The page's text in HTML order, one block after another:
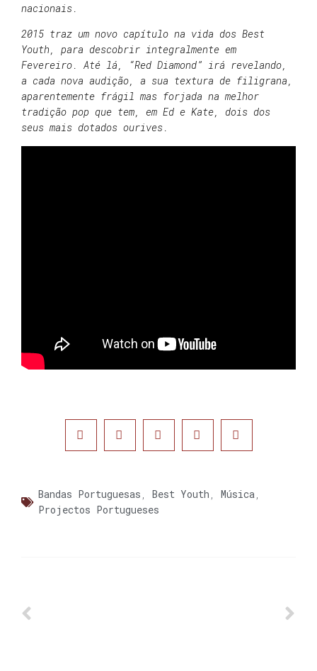
nacionais.
2015 traz um novo capítulo na vida dos Best
Youth, para descobrir integralmente em
Fevereiro. Até lá, “Red Diamond” irá revelando,
a cada nova audição, a sua textura de filigrana,
aparentemente frágil mas forjada na melhor
tradição pop que tem, em Ed e Kate, dois dos
seus mais dotados ourives.
Bandas Portuguesas , Best Youth , Música,
Projectos Portugueses